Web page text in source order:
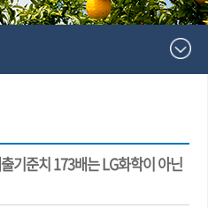
기준치 173배는 LG화학이 아닌